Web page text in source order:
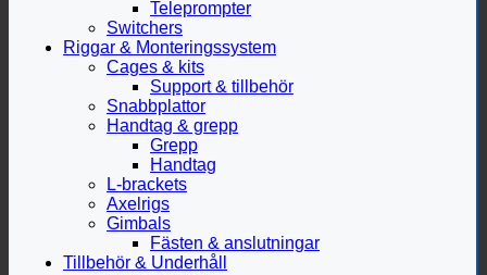
Teleprompter
Switchers
Riggar & Monteringssystem
Cages & kits
Support & tillbehör
Snabbplattor
Handtag & grepp
Grepp
Handtag
L-brackets
Axelrigs
Gimbals
Fästen & anslutningar
Tillbehör & Underhåll